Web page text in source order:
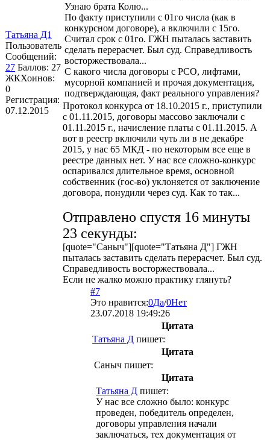
Татьяна Д1
Пользователь
Сообщений:
27 Баллов: 27
ЖКХоинов:
0
Регистрация:
07.12.2015
Узнаю брата Колю...
По факту приступили с 01го числа (как в
конкурсном договоре), а включили с 15го.
Считал срок с 01го. ГЖН пыталась заставить
сделать перерасчет. Был суд. Справедливость
восторжествовала...
С какого числа договоры с РСО, лифтами,
мусорной компанией и прочая документация,
подтверждающая, факт реального управления?
Протокол конкурса от 18.10.2015 г., приступили
с 01.11.2015, договоры массово заключали с
01.11.2015 г., начисление платы с 01.11.2015. А
вот в реестр включили чуть ли в не декабре
2015, у нас 65 МКД - по некоторым все еще в
реестре данных нет. У нас все сложно-конкурс
оспаривался длительное время, основной
собственник (гос-во) уклоняется от заключение
договора, понудили через суд. Как то так...
Отправлено спустя 16 минуты
23 секунды:
[quote="Саныч"][quote="Татьяна Д"] ГЖН
пыталась заставить сделать перерасчет. Был суд.
Справедливость восторжествовала...
Если не жалко можно практику глянуть?
#7
Это нравится:0Да/0Нет
23.07.2018 19:49:26
Цитата
Татьяна Д пишет:
Цитата
Саныч пишет:
Цитата
Татьяна Д пишет:
У нас все сложно было: конкурс
проведен, победитель определен,
договоры управления начали
заключаться, тех документация от